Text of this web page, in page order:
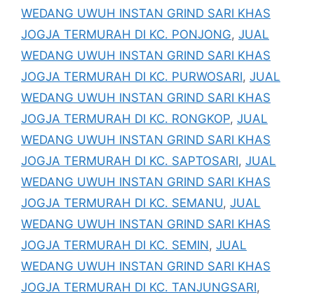
WEDANG UWUH INSTAN GRIND SARI KHAS
JOGJA TERMURAH DI KC. PONJONG, JUAL
WEDANG UWUH INSTAN GRIND SARI KHAS
JOGJA TERMURAH DI KC. PURWOSARI, JUAL
WEDANG UWUH INSTAN GRIND SARI KHAS
JOGJA TERMURAH DI KC. RONGKOP, JUAL
WEDANG UWUH INSTAN GRIND SARI KHAS
JOGJA TERMURAH DI KC. SAPTOSARI, JUAL
WEDANG UWUH INSTAN GRIND SARI KHAS
JOGJA TERMURAH DI KC. SEMANU, JUAL
WEDANG UWUH INSTAN GRIND SARI KHAS
JOGJA TERMURAH DI KC. SEMIN, JUAL
WEDANG UWUH INSTAN GRIND SARI KHAS
JOGJA TERMURAH DI KC. TANJUNGSARI,